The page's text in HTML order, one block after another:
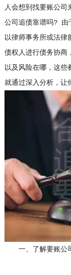
人会想到找要账公司
公司追债靠谱吗? 由
以律师事务所或法律
债权人进行债务协商
以及风险在哪，这些
就通过深入分析，让
一、了解要账公